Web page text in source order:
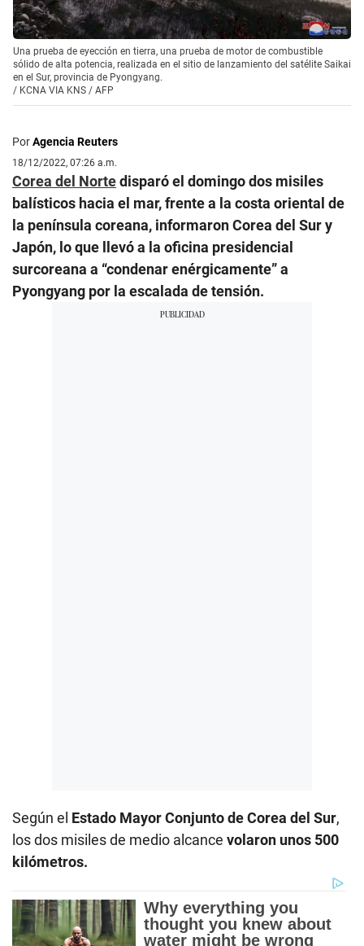
Una prueba de eyección en tierra, una prueba de motor de combustible
sólido de alta potencia, realizada en el sitio de lanzamiento del satélite Saikai
en el Sur, provincia de Pyongyang.
/ KCNA VIA KNS / AFP
PorAgencia Reuters
18/12/2022, 07:26 a.m.
Corea del Nortedisparó el domingo dos misiles
balísticos hacia el mar, frente a la costa oriental de
la península coreana, informaron Corea del Sur y
Japón, lo que llevó a la oficina presidencial
surcoreana a “condenar enérgicamente” a
Pyongyang por la escalada de tensión.
Según el Estado Mayor Conjunto de Corea del Sur,
los dos misiles de medio alcance volaron unos 500
kilómetros.